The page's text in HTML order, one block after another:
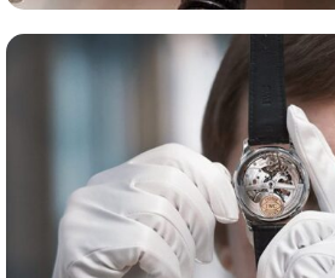
Сервис часов